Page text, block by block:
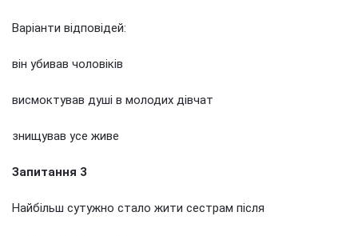
Варіанти відповідей:
він убивав чоловіків
висмоктував душі в молодих дівчат
знищував усе живе
Запитання 3
Найбільш сутужно стало жити сестрам після